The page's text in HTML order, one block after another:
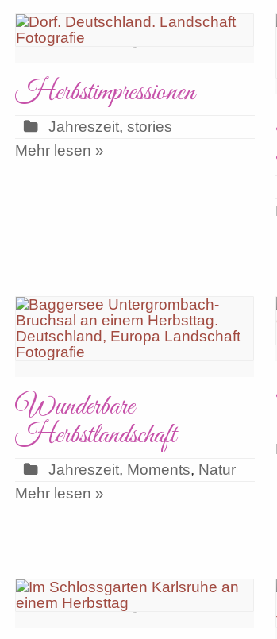
Herbstimpressionen
Jahreszeit, stories
Mehr lesen »
Wunderbare
Herbstlandschaft
Jahreszeit, Moments, Natur
Mehr lesen »